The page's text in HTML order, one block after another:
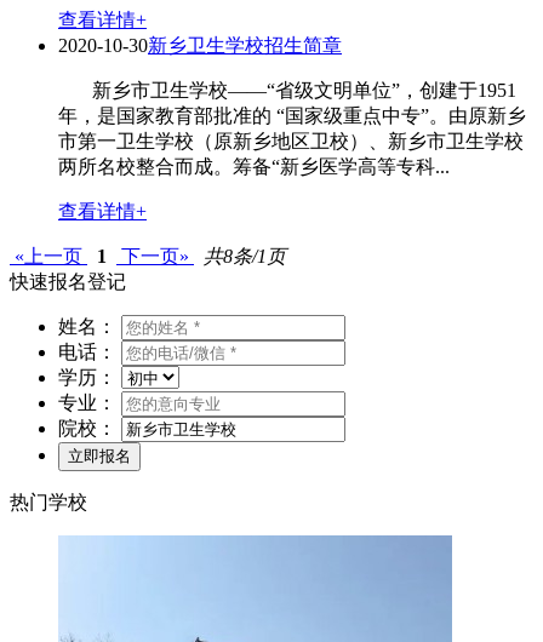
查看详情+
2020-10-30新乡卫生学校招生简章
新乡市卫生学校——“省级文明单位”，创建于1951
年，是国家教育部批准的 “国家级重点中专”。由原新乡
市第一卫生学校（原新乡地区卫校）、新乡市卫生学校
两所名校整合而成。筹备“新乡医学高等专科...
查看详情+
«上一页 1 下一页»
共8条/1页
快速报名登记
姓名：
电话：
学历：
专业：
院校：
热门学校